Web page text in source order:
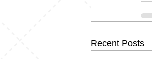
Recent Posts